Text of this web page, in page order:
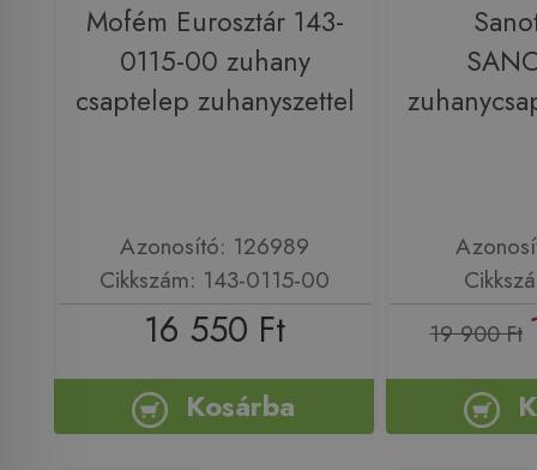
Mofém Eurosztár 143-
0115-00 zuhany
csaptelep zuhanyszettel
Azonosító: 126989
Cikkszám: 143-0115-00
16 550 Ft
Kosárba
19 900 Ft